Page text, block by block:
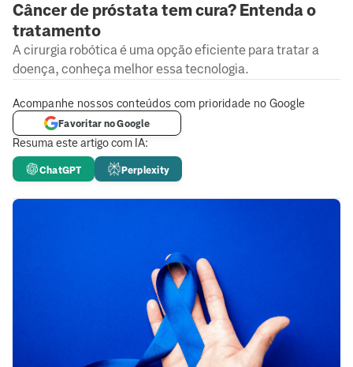
Câncer de próstata tem cura? Entenda o
tratamento
A cirurgia robótica é uma opção eficiente para tratar a
doença, conheça melhor essa tecnologia.
Resuma este artigo com IA:
ChatGPT Perplexity
Acompanhe nossos conteúdos com prioridade no Google
Favoritar no Google